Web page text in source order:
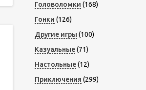
Головоломки (168)
Гонки (126)
Другие игры (100)
Казуальные(71)
Настольные(12)
Приключения (299)